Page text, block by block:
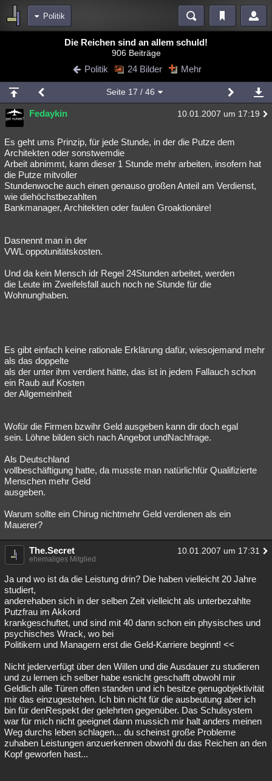
Politik
Blogs Videos
Chat Wiki Neuigkeiten
meine Rubriken
Menschen Wissenschaft Mystery Kriminalfälle
Spiritualität Verschwörungen Technologie Ufologie
Natur Umfragen Unterhaltung
weitere Rubriken
Philosophie Träume
Musik Clash Verbesserungen
Besucht Teilgenommen Alle Neue Geschlossen
Die Reichen sind an allem schuld!
906 Beiträge
Politik 24 Bilder Mehr
Seite 17 / 46
Fedaykin 10.01.2007 um 17:19
Es geht ums Prinzip, für jede Stunde, in der die Putze dem
Architekten oder sonstwemdie
Arbeit abnimmt, kann dieser 1 Stunde mehr arbeiten, insofern hat
die Putze mitvoller
Stundenwoche auch einen genauso großen Anteil am Verdienst,
wie diehöchstbezahlten
Bankmanager, Architekten oder faulen Groaktionäre!
Dasnennt man in der
VWL oppotunitätskosten.
Und da kein Mensch idr Regel 24Stunden arbeitet, werden
die Leute im Zweifelsfall auch noch ne Stunde für die
Wohnunghaben.
Es gibt einfach keine rationale Erklärung dafür, wiesojemand mehr
als das doppelte
als der unter ihm verdient hätte, das ist in jedem Fallauch schon
ein Raub auf Kosten
der Allgemeinheit
Wofür die Firmen bzwihr Geld ausgeben kann dir doch egal
sein. Löhne bilden sich nach Angebot undNachfrage.
Als Deutschland
vollbeschäftigung hatte, da musste man natürlichfür Qualifizierte
Menschen mehr Geld
ausgeben.
Warum sollte ein Chirug nichtmehr Geld verdienen als ein
Mauerer?
The.Secret 10.01.2007 um 17:31
ehemaliges Mitglied
Ja und wo ist da die Leistung drin? Die haben vielleicht 20 Jahre
studiert,
anderehaben sich in der selben Zeit vielleicht als unterbezahlte
Putzfrau im Akkord
krankgeschuftet, und sind mit 40 dann schon ein physisches und
psychisches Wrack, wo bei
Politikern und Managern erst die Geld-Karriere beginnt! <<
Nicht jederverfügt über den Willen und die Ausdauer zu studieren
und zu lernen ich selber habe esnicht geschafft obwohl mir
Geldlich alle Türen offen standen und ich besitze genugobjektivität
mir das einzugestehen. Ich bin nicht für die ausbeutung aber ich
bin für denRespekt der gelehrten gegenüber. Das Schulsystem
war für mich nicht geeignet dann mussich mir halt anders meinen
Weg durchs leben schlagen... du scheinst große Probleme
zuhaben Leistungen anzuerkennen obwohl du das Reichen an den
Kopf geworfen hast...